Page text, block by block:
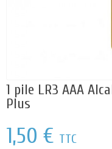
1 pile LR3 AAA
Plus
1,50 € TTC